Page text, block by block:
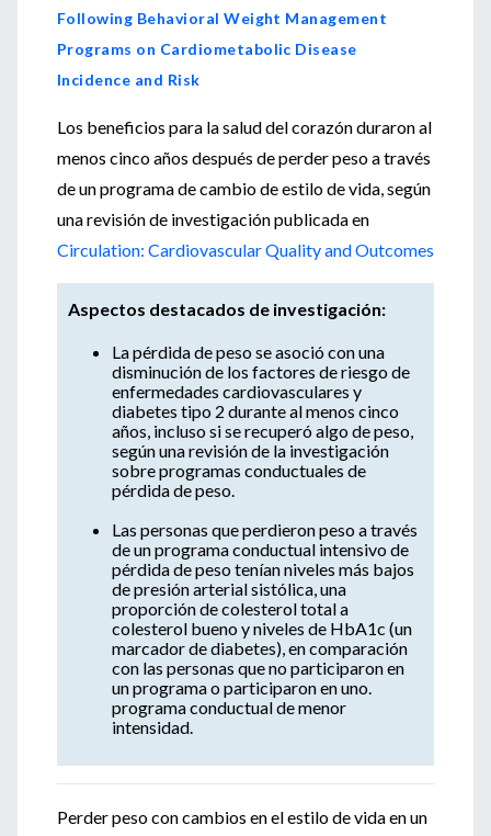
Following Behavioral Weight Management
Programs on Cardiometabolic Disease
Incidence and Risk
Los beneficios para la salud del corazón duraron al
menos cinco años después de perder peso a través
de un programa de cambio de estilo de vida, según
una revisión de investigación publicada en
Circulation: Cardiovascular Quality and Outcomes
Aspectos destacados de investigación:
La pérdida de peso se asoció con una
disminución de los factores de riesgo de
enfermedades cardiovasculares y
diabetes tipo 2 durante al menos cinco
años, incluso si se recuperó algo de peso,
según una revisión de la investigación
sobre programas conductuales de
pérdida de peso.
Las personas que perdieron peso a través
de un programa conductual intensivo de
pérdida de peso tenían niveles más bajos
de presión arterial sistólica, una
proporción de colesterol total a
colesterol bueno y niveles de HbA1c (un
marcador de diabetes), en comparación
con las personas que no participaron en
un programa o participaron en uno.
programa conductual de menor
intensidad.
Perder peso con cambios en el estilo de vida en un